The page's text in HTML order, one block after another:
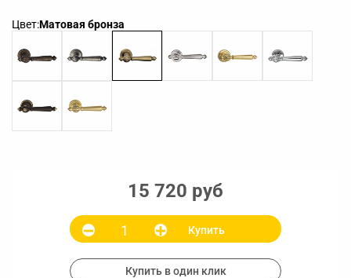
Цвет:Матовая бронза
15 720 руб
Купить
Купить в один клик